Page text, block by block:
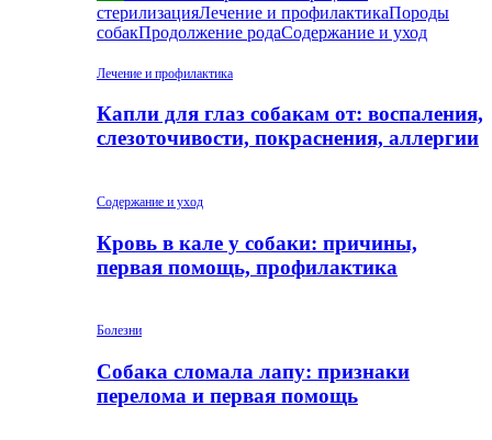
стерилизацияЛечение и профилактикаПороды
собакПродолжение родаСодержание и уход
Лечение и профилактика
Капли для глаз собакам от: воспаления,
слезоточивости, покраснения, аллергии
Содержание и уход
Кровь в кале у собаки: причины,
первая помощь, профилактика
Болезни
Собака сломала лапу: признаки
перелома и первая помощь